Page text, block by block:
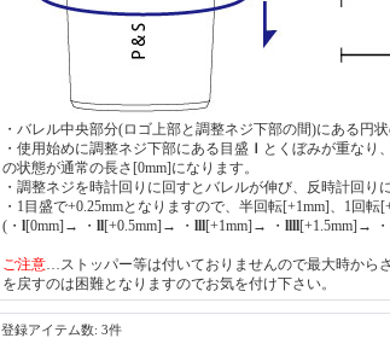
・バレル中央部分(ロゴ上部と調整ネジ下部の間)にある円
・使用始めに調整ネジ下部にある目盛 ｌ とくぼみが重なり
の状態が通常の長さ[0mm]になります。
・調整ネジを時計回りに回すとバレルが伸び、反時計回り
・1目盛で+0.25mmとなりますので、半回転[+1mm]、1回転
(・ l[0mm]→ ・ ll[+0.5mm]→ ・ lll[+1mm]→ ・ llll[+1.5mm]→ ・
ご注意…ストッパー等は付いておりませんので最大時から
を戻すのは困難となりますのでお気を付け下さい。
登録アイテム数: 3件